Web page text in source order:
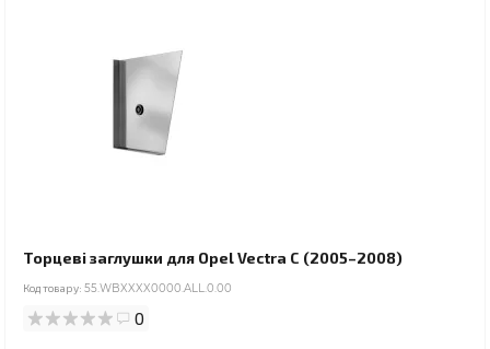
Торцеві заглушки для Opel Vectra C (2005–2008)
Код товару: 55.WBXXXX0000.ALL.0.00
0